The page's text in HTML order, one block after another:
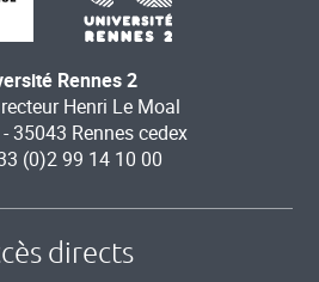
Rennes 2
Henri Le Moal
35043 Rennes cedex
(0)2 99 14 10 00
directs